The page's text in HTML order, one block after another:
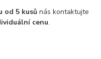
od 5 kusů nás kontaktujte
cenu.